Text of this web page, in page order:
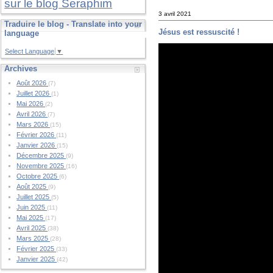
sur le blog Seraphim
Traduire le blog - Translate into your
language
Select Language ▼
Archives
Août 2026(7)
Juillet 2026(1)
Mai 2026(2)
Avril 2026(7)
Mars 2026(15)
Février 2026(11)
Janvier 2026(15)
Décembre 2025(9)
Novembre 2025(16)
Octobre 2025(6)
Août 2025(9)
Juillet 2025(5)
Juin 2025(11)
Mai 2025(17)
Avril 2025(38)
Mars 2025(28)
Février 2025(33)
Janvier 2025(42)
3 avril 2021
Jésus est ressuscité !